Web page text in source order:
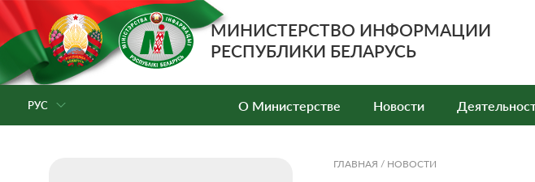
МИНИСТЕРСТВО ИНФОРМАЦИИ
РЕСПУБЛИКИ БЕЛАРУСЬ
РУС О Министерстве Новости
ГЛАВНАЯ / НОВОСТИ